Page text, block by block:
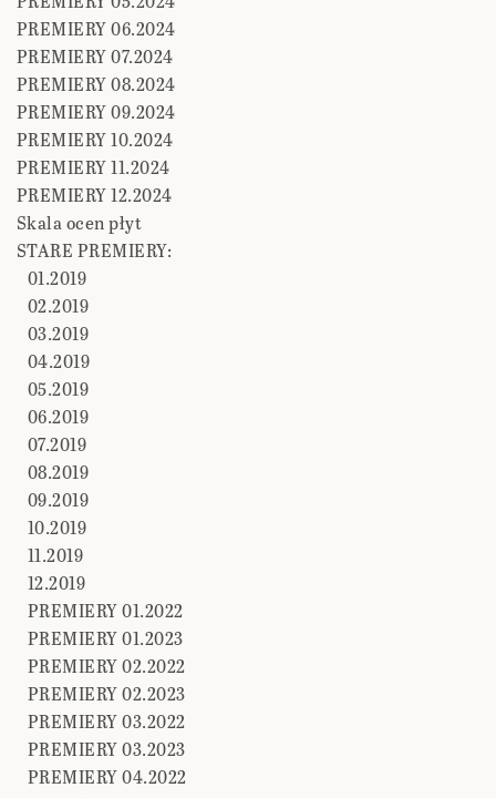
PREMIERY 06.2024
PREMIERY 07.2024
PREMIERY 08.2024
PREMIERY 09.2024
PREMIERY 10.2024
PREMIERY 11.2024
PREMIERY 12.2024
Skala ocen płyt
STARE PREMIERY:
01.2019
02.2019
03.2019
04.2019
05.2019
06.2019
07.2019
08.2019
09.2019
10.2019
11.2019
12.2019
PREMIERY 01.2022
PREMIERY 01.2023
PREMIERY 02.2022
PREMIERY 02.2023
PREMIERY 03.2022
PREMIERY 03.2023
PREMIERY 04.2022